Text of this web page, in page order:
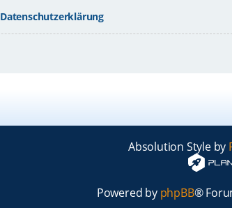
Datenschutzerklärung
Absolution Style by
Powered by phpBB®